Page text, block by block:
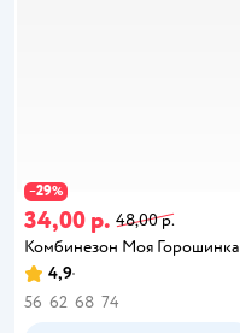
−29%
34,00 р. 48,00 р.
Комбинезон Моя Горошинка
4,9
56 62 68 74